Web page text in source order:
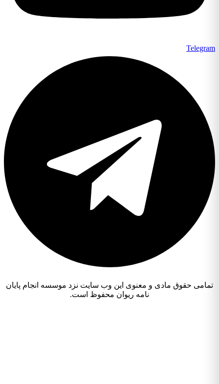
Telegram
تمامی حقوق مادی و معنوی این وب سایت نزد موسسه انجام پایان
نامه ریوان محفوظ است.